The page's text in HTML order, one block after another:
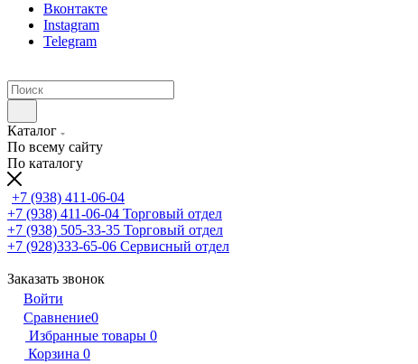
Вконтакте
Instagram
Telegram
Каталог
По всему сайту
По каталогу
+7 (938) 411-06-04
+7 (938) 411-06-04 Торговый отдел
+7 (938) 505-33-35 Торговый отдел
+7 (928)333-65-06 Сервисный отдел
Заказать звонок
Войти
Сравнение0
Избранные товары 0
Корзина 0